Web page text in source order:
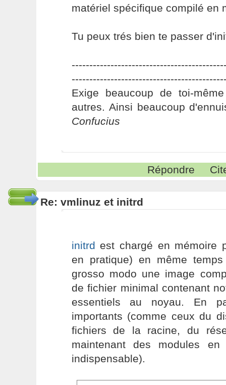
matériel spécifique compilé en
Tu peux trés bien te passer
Exige beaucoup de toi-
autres. Ainsi beaucoup
Confucius
Répondre
Re: vmlinuz et initrd
initrd est chargé en mémoire
en pratique) en même
grosso modo une image
de fichier minimal contenant
essentiels au noyau. En
importants (comme ceux du
fichiers de la racine, du
maintenant des modules
indispensable).